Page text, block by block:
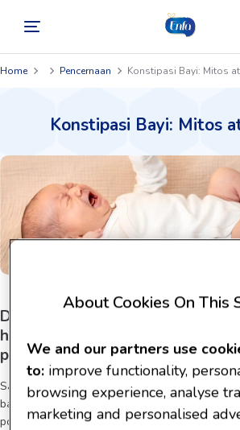
Home Pencernaan Konstipasi Bayi: Mitos
Konstipasi Bayi: Mitos
Dari penyebab dan gejala
hingga cara menanganinya,
penting untuk Ibu ketahui
Sangat wajar jika si kecil tampak sedang
banyak alasannya, terutama pada bayi yang
posisi terlentang, karena akan lebih sulit
About Cookies On This
We and our partners use
to: improve functionality,
browsing experience, analyse
marketing and personalised